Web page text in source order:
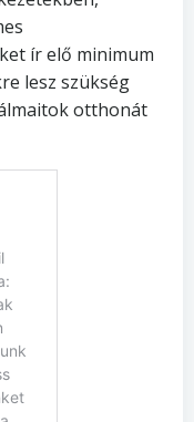
ír elő minimum
lesz szükség
otthonát